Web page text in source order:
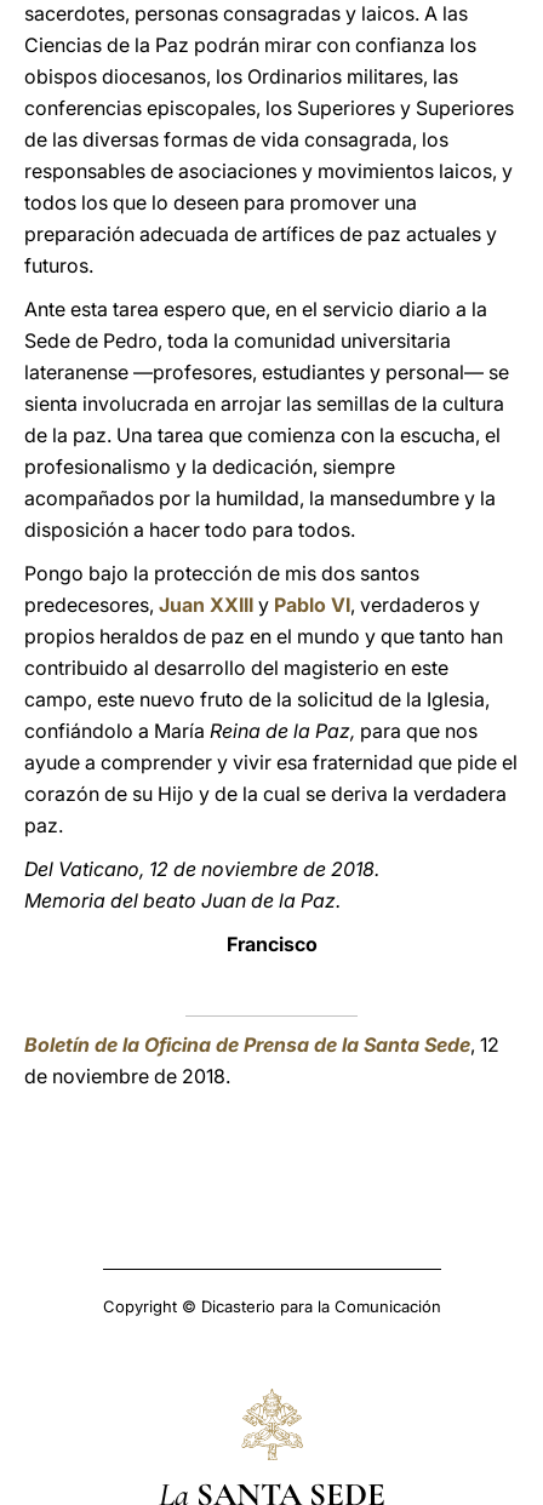
sacerdotes, personas consagradas y laicos. A las
Ciencias de la Paz podrán mirar con confianza los
obispos diocesanos, los Ordinarios militares, las
conferencias episcopales, los Superiores y Superiores
de las diversas formas de vida consagrada, los
responsables de asociaciones y movimientos laicos, y
todos los que lo deseen para promover una
preparación adecuada de artífices de paz actuales y
futuros.
Ante esta tarea espero que, en el servicio diario a la
Sede de Pedro, toda la comunidad universitaria
lateranense —profesores, estudiantes y personal— se
sienta involucrada en arrojar las semillas de la cultura
de la paz. Una tarea que comienza con la escucha, el
profesionalismo y la dedicación, siempre
acompañados por la humildad, la mansedumbre y la
disposición a hacer todo para todos.
Pongo bajo la protección de mis dos santos
predecesores, Juan XXIII y Pablo VI, verdaderos y
propios heraldos de paz en el mundo y que tanto han
contribuido al desarrollo del magisterio en este
campo, este nuevo fruto de la solicitud de la Iglesia,
confiándolo a María Reina de la Paz, para que nos
ayude a comprender y vivir esa fraternidad que pide el
corazón de su Hijo y de la cual se deriva la verdadera
paz.
Del Vaticano, 12 de noviembre de 2018.
Memoria del beato Juan de la Paz.
Francisco
Boletín de la Oficina de Prensa de la Santa Sede, 12
de noviembre de 2018.
Copyright © Dicasterio para la Comunicación
La SANTA SEDE